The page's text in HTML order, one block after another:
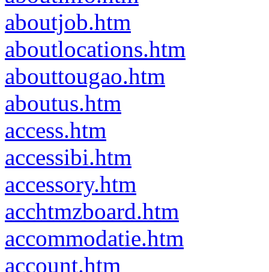
aboutjob.htm
aboutlocations.htm
abouttougao.htm
aboutus.htm
access.htm
accessibi.htm
accessory.htm
acchtmzboard.htm
accommodatie.htm
account.htm